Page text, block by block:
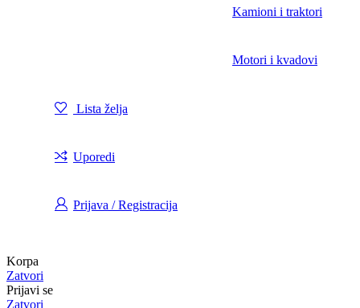
Kamioni i traktori
Motori i kvadovi
Lista želja
Uporedi
Prijava / Registracija
Korpa
Zatvori
Prijavi se
Zatvori